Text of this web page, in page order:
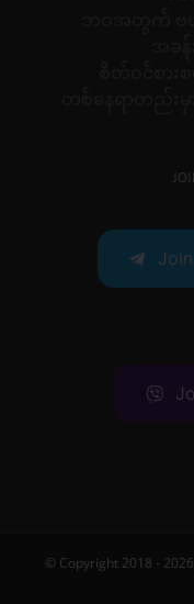
© Copyright 2018 -